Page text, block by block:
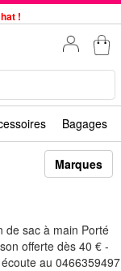
!
lundi au vendredi
vous ?
!
27/08
à Prix Bas
Bagages
Marques
de sac à main Porté
offerte dès 40 € -
au 0466359497